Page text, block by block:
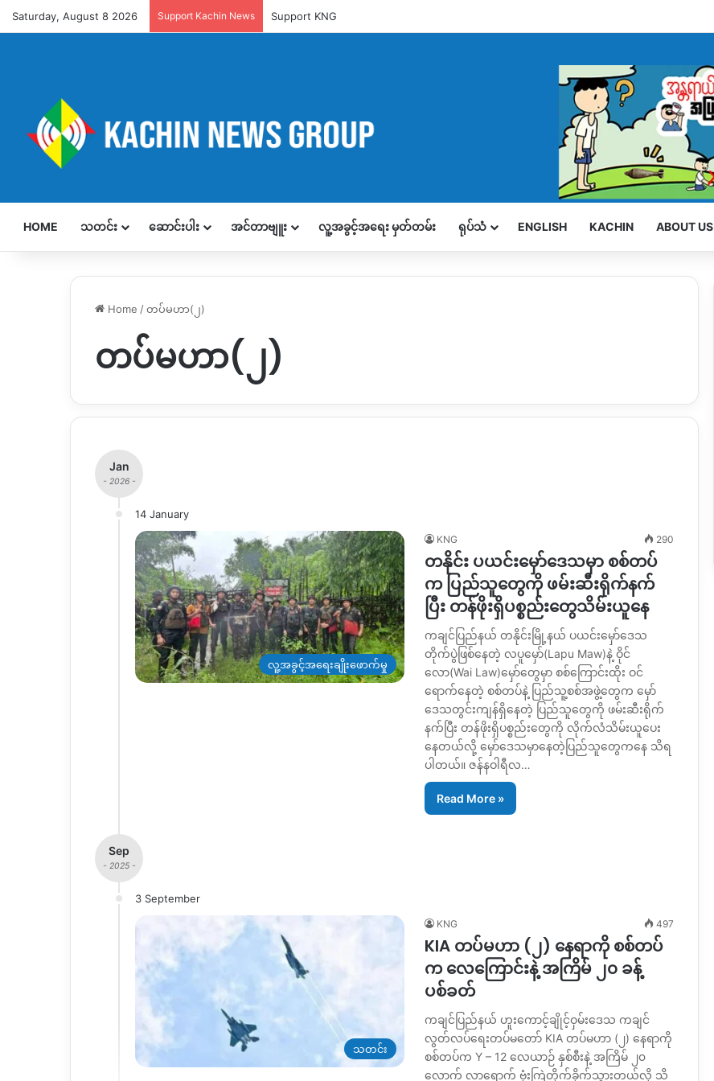
Saturday, August 8 2026 Support Kachin News Support KNG
HOME သတင်း ဆောင်းပါး အင်တာဗျူး လူ့အခွင့်အရေး မှတ်တမ်း ရုပ်သံ ENGLISH KACHIN ABOUT US
Home /တပ်မဟာ(၂)
တပ်မဟာ(၂)
Jan
- 2026 -
14 January
လူ့အခွင့်အရေးချိုးဖောက်မှု
KNG 290
တနိုင်း ပယင်းမှော်ဒေသမှာ စစ်တပ်
က ပြည်သူတွေကို ဖမ်းဆီးရိုက်နက်
ပြီး တန်ဖိုးရှိပစ္စည်းတွေသိမ်းယူနေ
ကချင်ပြည်နယ် တနိုင်းမြို့နယ် ပယင်းမှော်ဒေသ
တိုက်ပွဲဖြစ်နေတဲ့ လပူမှော်(Lapu Maw)နဲ့ ဝိုင်
လော(Wai Law)မှော်တွေမှာ စစ်ကြောင်းထိုး ဝင်
ရောက်နေတဲ့ စစ်တပ်နဲ့ ပြည်သူ့စစ်အဖွဲ့တွေက မှော်
ဒေသတွင်းကျန်ရှိနေတဲ့ ပြည်သူတွေကို ဖမ်းဆီးရိုက်
နက်ပြီး တန်ဖိုးရှိပစ္စည်းတွေကို လိုက်လံသိမ်းယူပေး
နေတယ်လို့ မှော်ဒေသမှာနေတဲ့ပြည်သူတွေကနေ သိရ
ပါတယ်။ ဇန်နဝါရီလ…
Read More »
Sep
- 2025 -
3 September
သတင်း
KNG 497
KIA တပ်မဟာ (၂) နေရာကို စစ်တပ်
က လေကြောင်းနဲ့ အကြိမ် ၂၀ ခန့်
ပစ်ခတ်
ကချင်ပြည်နယ် ဟူးကောင့်ချိုင့်ဝှမ်းဒေသ ကချင်
လွတ်လပ်ရေးတပ်မတော် KIA တပ်မဟာ (၂) နေရာကို
စစ်တပ်က Y – 12 လေယာဉ် နှစ်စီးနဲ့ အကြိမ် ၂၀
လောက် လာရောက် ဗုံးကြဲတိုက်ခိုက်သွားတယ်လို့ သိ